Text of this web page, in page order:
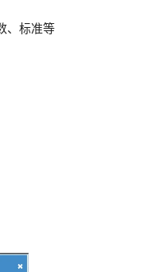
、标准等